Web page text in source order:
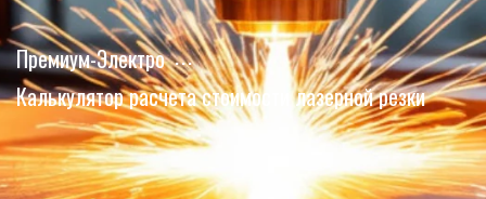
Премиум-Электро
Калькулятор расчета стоимости лазерной резки